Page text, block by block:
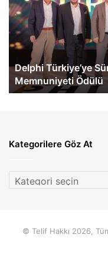
Büyüme
ve
Müşteri
Memnuniyeti
Delphi Türkiye’ye
Memnuniyeti Ödülü
Kategorilere Göz At
Kategorilere
Göz
© Telif Hakkı 2026,